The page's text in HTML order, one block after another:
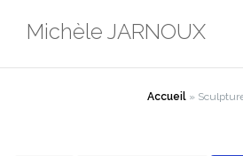
Michèle JARNOUX
Accueil»